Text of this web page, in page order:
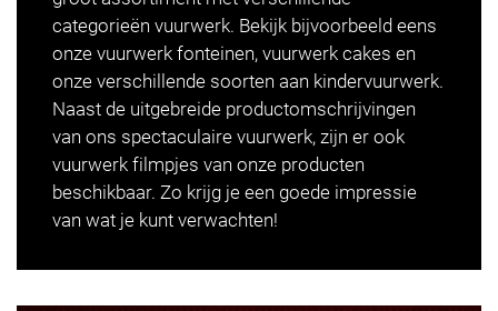
categorieën vuurwerk. Bekijk bijvoorbeeld eens
onze vuurwerk fonteinen, vuurwerk cakes en
onze verschillende soorten aan kindervuurwerk.
Naast de uitgebreide productomschrijvingen
van ons spectaculaire vuurwerk, zijn er ook
vuurwerk filmpjes van onze producten
beschikbaar. Zo krijg je een goede impressie
van wat je kunt verwachten!